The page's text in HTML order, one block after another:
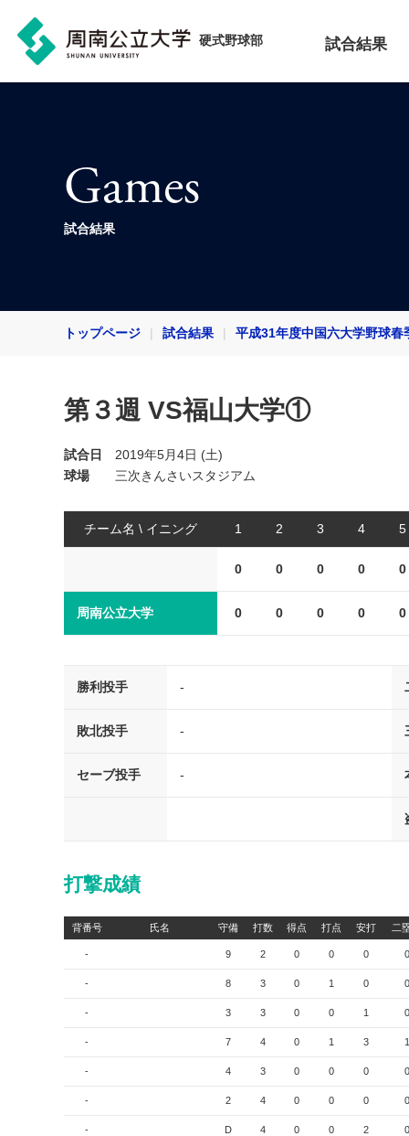
硬式野球部 試合結果
Games
試合結果
トップページ 試合結果 平成31年度中国六大学野球春
第３週 VS福山大学①
試合日
2019年5月4日 (土)
球場
三次きんさいスタジアム
チーム名 \ イニング 1 2 3 4 5
0 0 0 0 0
周南公立大学 0 0 0 0 0
勝利投手 -
敗北投手 -
セーブ投手 -
打撃成績
背番号 氏名 守備 打数 得点 打点 安打 二
- 9 2 0 0 0 0
- 8 3 0 1 0 0
- 3 3 0 0 1 0
- 7 4 0 1 3 1
- 4 3 0 0 0 0
- 2 4 0 0 0 0
- D 4 0 0 2 0